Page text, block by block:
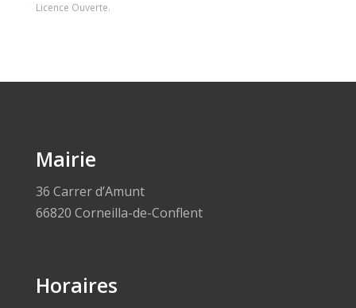
Licence Ouverte.
Mairie
36 Carrer d’Amunt
66820 Corneilla-de-Conflent
Horaires